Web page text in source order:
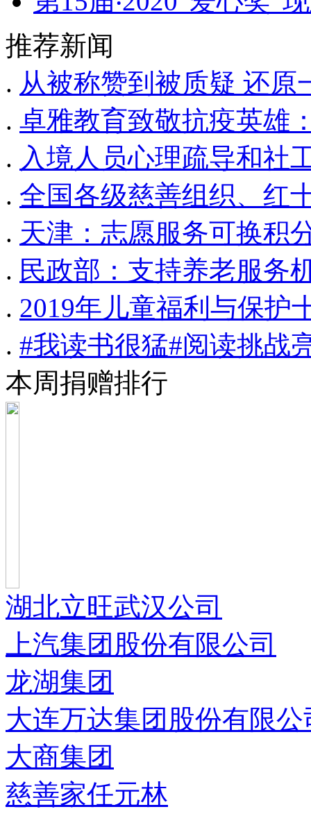
推荐新闻
. 从被称赞到被质疑 还原
. 卓雅教育致敬抗疫英雄
. 入境人员心理疏导和社
. 全国各级慈善组织、红
. 天津：志愿服务可换积
. 民政部：支持养老服务
. 2019年儿童福利与保护
. #我读书很猛#阅读挑战
本周捐赠排行
湖北立旺武汉公司
上汽集团股份有限公司
龙湖集团
大连万达集团股份有限公
大商集团
慈善家任元林